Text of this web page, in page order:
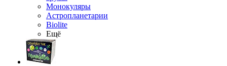
Монокуляры
Астропланетарии
Biolite
Ещё